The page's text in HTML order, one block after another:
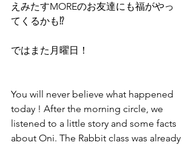
えみたすMOREのお友達にも福がやっ
てくるかも⁉
ではまた月曜日！
You will never believe what happened
today ! After the morning circle, we
listened to a little story and some facts
about Oni. The Rabbit class was already